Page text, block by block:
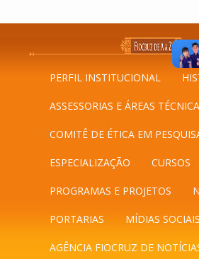
PERFIL INSTITUCIONAL
ASSESSORIAS E ÁREAS
COMITÊ DE ÉTICA EM
ESPECIALIZAÇÃO CURSOS
PROGRAMAS E PROJETOS
PORTARIAS MÍDIAS SOCIAIS
AGÊNCIA FIOCRUZ DE